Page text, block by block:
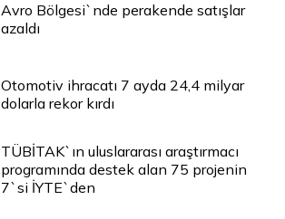
Avro Bölgesi`nde perakende satışlar
azaldı
Otomotiv ihracatı 7 ayda 24,4 milyar
dolarla rekor kırdı
TÜBİTAK`ın uluslararası araştırmacı
programında destek alan 75 projenin
7`si İYTE`den